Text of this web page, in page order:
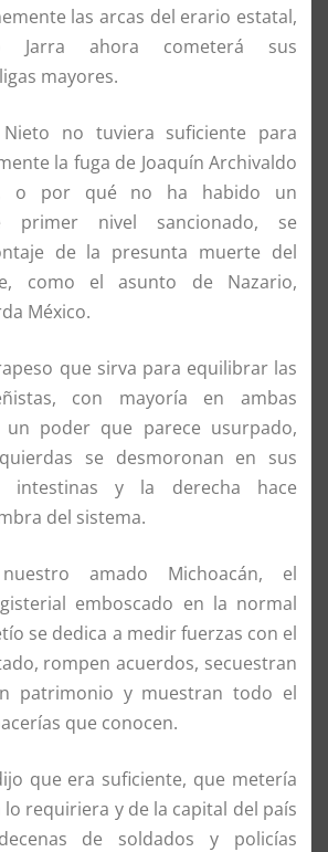
las arcas del erario estatal,
Jarra ahora cometerá sus
mayores.
no tuviera suficiente para
la fuga de Joaquín Archivaldo
o por qué no ha habido un
primer nivel sancionado, se
de la presunta muerte del
como el asunto de Nazario,
México.
que sirva para equilibrar las
con mayoría en ambas
un poder que parece usurpado,
se desmoronan en sus
intestinas y la derecha hace
del sistema.
amado Michoacán, el
emboscado en la normal
se dedica a medir fuerzas con el
rompen acuerdos, secuestran
patrimonio y muestran todo el
que conocen.
que era suficiente, que metería
requiriera y de la capital del país
de soldados y policías